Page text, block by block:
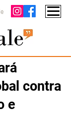
contra
e